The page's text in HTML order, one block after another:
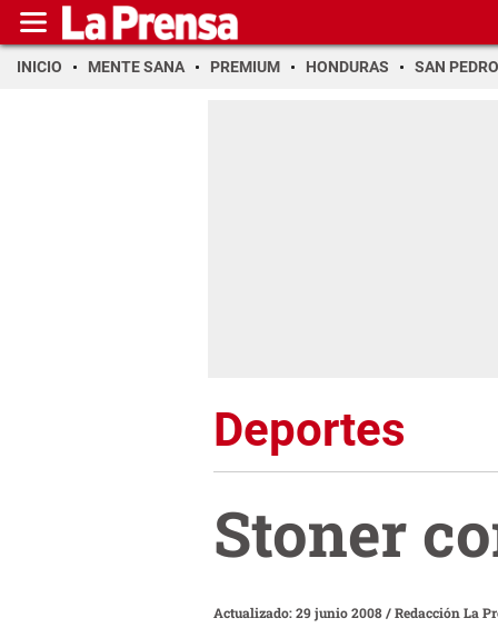
INICIO MENTE SANA PREMIUM HONDURAS SAN PEDRO
Deportes
Stoner
Actualizado: 29 junio 2008/Redacción La